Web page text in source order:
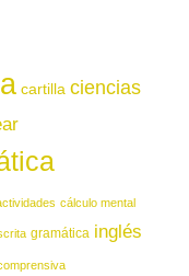
cartilla ciencias
cálculo mental
gramática inglés